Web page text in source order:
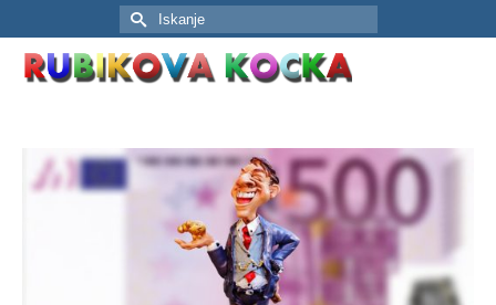
Search
for: